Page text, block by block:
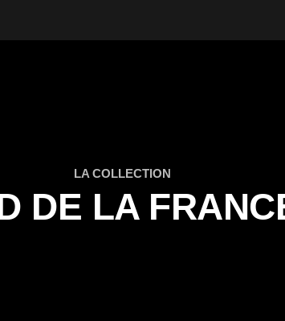
LA COLLECTION
DE LA